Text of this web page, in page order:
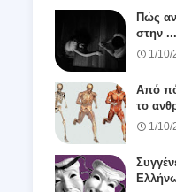
Πώς
στην
1/10/
Από
το
1/10/